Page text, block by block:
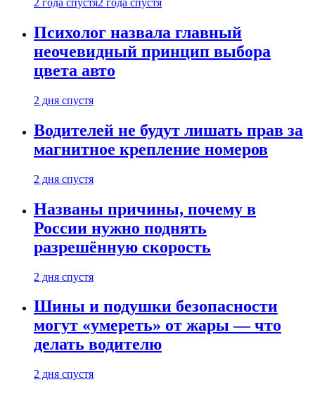
2 года спустя2 года спустя
Психолог назвала главный
неочевидный принцип выбора
цвета авто
2 дня спустя
Водителей не будут лишать прав за
магнитное крепление номеров
2 дня спустя
Названы причины, почему в
России нужно поднять
разрешённую скорость
2 дня спустя
Шины и подушки безопасности
могут «умереть» от жары — что
делать водителю
2 дня спустя